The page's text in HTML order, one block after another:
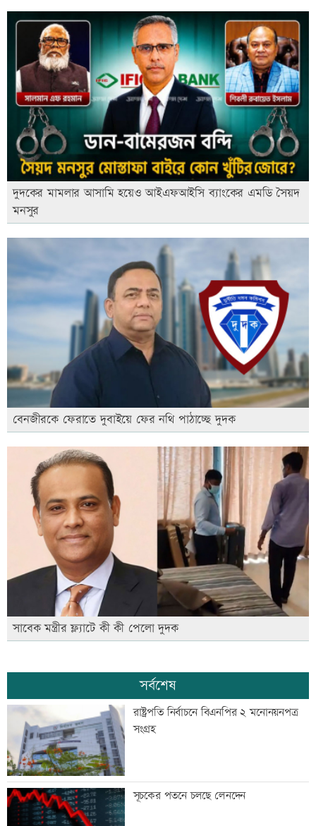
দুদকের মামলার আসামি হয়েও আইএফআইসি ব্যাংকের এমডি সৈয়দ
মনসুর
বেনজীরকে ফেরাতে দুবাইয়ে ফের নথি পাঠাচ্ছে দুদক
সাবেক মন্ত্রীর ফ্ল্যাটে কী কী পেলো দুদক
সর্বশেষ
রাষ্ট্রপতি নির্বাচনে বিএনপির ২ মনোনয়নপত্র
সংগ্রহ
সূচকের পতনে চলছে লেনদেন